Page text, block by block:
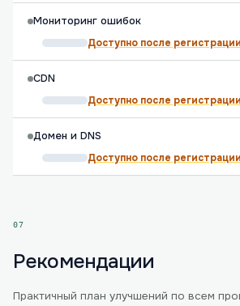
Мониторинг ошибок
Доступно после регистрации
CDN
Доступно после регистрации
Домен и DNS
Доступно после регистрации
07
Рекомендации
Практичный план улучшений по всем